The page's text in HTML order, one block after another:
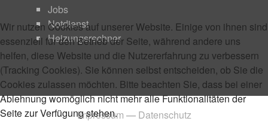
Jobs
Notdienst
Heizungsrechner
Impressum — Datenschutz
Wir nutzen Cookies auf unserer Website. Einige von ihnen sind
essenziell für den Betrieb der Seite, während andere uns
helfen, diese Website und die Nutzererfahrung zu verbessern
(Tracking Cookies). Sie können selbst entscheiden, ob Sie die
Cookies zulassen möchten. Bitte beachten Sie, dass bei einer
Ablehnung womöglich nicht mehr alle Funktionalitäten der
Seite zur Verfügung stehen.